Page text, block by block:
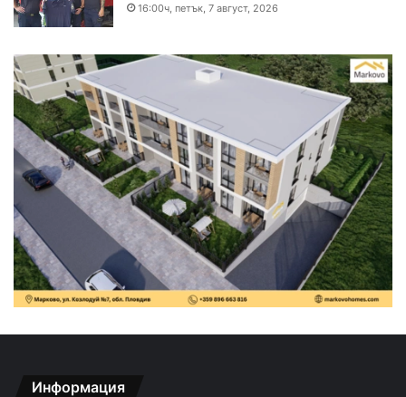
16:00ч, петък, 7 август, 2026
Информация